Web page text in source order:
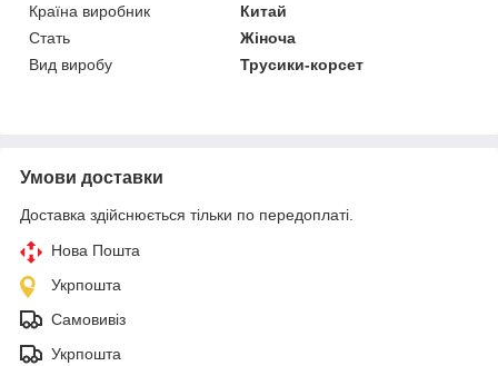
Країна виробник
Китай
Стать
Жіноча
Вид виробу
Трусики-корсет
Умови доставки
Доставка здійснюється тільки по передоплаті.
Нова Пошта
Укрпошта
Самовивіз
Укрпошта